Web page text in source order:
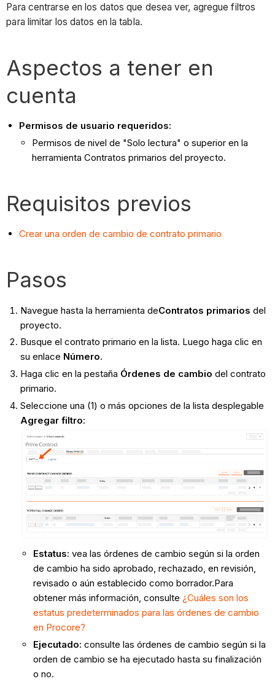
Para centrarse en los datos que desea ver, agregue filtros
para limitar los datos en la tabla.
Aspectos a tener en
cuenta
Permisos de usuario requeridos:
Permisos de nivel de "Solo lectura" o superior en la
herramienta Contratos primarios del proyecto.
Requisitos previos
Crear una orden de cambio de contrato primario
Pasos
Navegue hasta la herramienta deContratos primarios del
proyecto.
Busque el contrato primario en la lista. Luego haga clic en
su enlace Número.
Haga clic en la pestaña Órdenes de cambio del contrato
primario.
Seleccione una (1) o más opciones de la lista desplegable
Agregar filtro:
Estatus: vea las órdenes de cambio según si la orden
de cambio ha sido aprobado, rechazado, en revisión,
revisado o aún establecido como borrador.Para
obtener más información, consulte ¿Cuáles son los
estatus predeterminados para las órdenes de cambio
en Procore?
Ejecutado: consulte las órdenes de cambio según si la
orden de cambio se ha ejecutado hasta su finalización
o no.